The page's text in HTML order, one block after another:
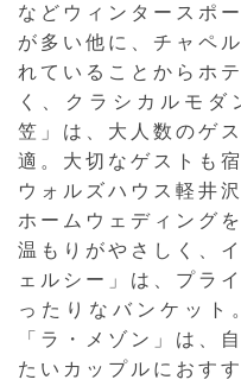
などウィンタースポ
が多い他に、チャペ
れていることからホ
く、クラシカルモダ
笠」は、大人数のゲ
適。大切なゲストも
ウォルズハウス軽井
ホームウェディング
温もりがやさしく、
ェルシー」は、プラ
ったりなバンケット
「ラ・メゾン」は、
たいカップルにおす